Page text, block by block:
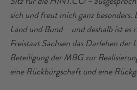
sich und freut mich ganz
Land und Bund – und deshalb ist es
Freistaat Sachsen das Darlehen der
Beteiligung der MBG zur
eine Rückbürgschaft und eine